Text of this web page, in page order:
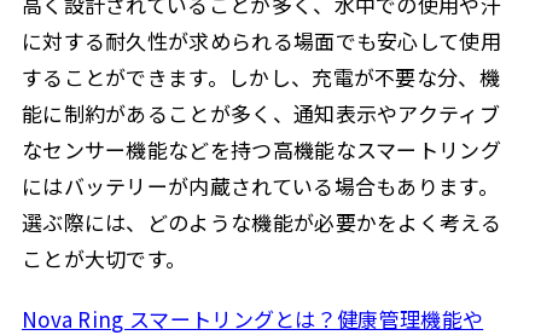
に対する耐久性が求められる場面でも安心して使用
することができます。しかし、充電が不要な分、機
能に制約があることが多く、通知表示やアクティブ
なセンサー機能などを持つ高機能なスマートリング
にはバッテリーが内蔵されている場合もあります。
選ぶ際には、どのような機能が必要かをよく考える
ことが大切です。
Nova Ring スマートリングとは？健康管理機能や